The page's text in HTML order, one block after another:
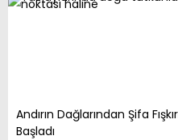
Andırın Dağlarından Şifa
Başladı